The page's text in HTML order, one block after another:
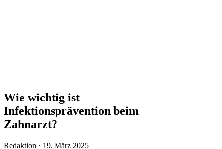
Wie wichtig ist
Infektionsprävention beim
Zahnarzt?
Redaktion · Veröffentlicht
19. März 2025